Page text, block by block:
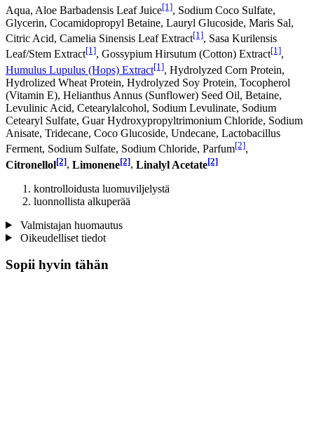
Aqua, Aloe Barbadensis Leaf Juice[1], Sodium Coco­ Sulfate,
Glycerin, Cocamidopropyl Betaine, Lauryl Glucoside, Maris Sal,
Citric Acid, Camelia Sinensis Leaf Extract[1], Sasa Kurilensis
Leaf/Stem Extract[1], Gossypium Hirsutum (Cotton) Extract[1],
Humulus Lupulus (Hops) Extract[1], Hydrolyzed Corn Protein,
Hydrolized Wheat Protein, Hydrolyzed Soy Protein, Tocopherol
(Vitamin E), Helianthus Annus (Sunflower) Seed Oil, Betaine,
Levulinic Acid, Cetearylalcohol, Sodium Levulinate, Sodium
Cetearyl Sulfate, Guar Hydroxypropyltrimonium Chloride, Sodium
Anisate, Tridecane, Coco Glucoside, Undecane, Lactobacillus
Ferment, Sodium Sulfate, Sodium Chloride, Parfum[2],
Citronellol[2], Limonene[2], Linalyl Acetate[2]
kontrolloidusta luomuviljelystä
luonnollista alkuperää
Valmistajan huomautus
Oikeudelliset tiedot
Sopii hyvin tähän